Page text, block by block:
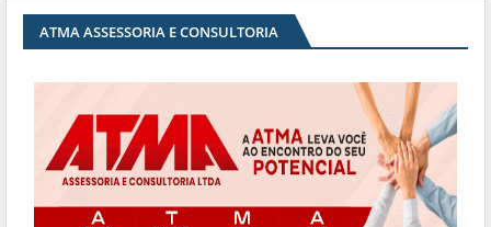
ATMA ASSESSORIA E CONSULTORIA